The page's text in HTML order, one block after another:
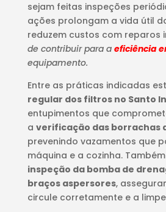
sejam feitas inspeções
ações prolongam a vida útil
reduzem custos com reparos
de contribuir para a eficiência
equipamento.
Entre as práticas indicadas
regular dos filtros no Santo
entupimentos que
a verificação das borrachas
prevenindo vazamentos que
máquina e a cozinha.
inspeção da bomba de
braços aspersores,
circule corretamente e a